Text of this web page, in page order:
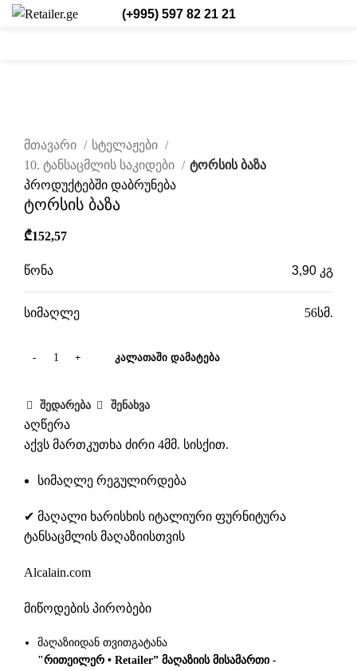
(+995) 597 82 21 21
მთავარი
სტელაჟები
10. ტანსაცმლის საკიდები
ტორსის ბაზა
პროდუქტებში დაბრუნება
ტორსის ბაზა
₾152,57
წონა 3,90 კგ
სიმაღლე 56სმ.
ᲙᲐᲚᲐᲗᲐᲨᲘ ᲓᲐᲛᲐᲢᲔᲑᲐ
შედარება შენახვა
აღწერა
აქვს მართკუთხა ძირი 4მმ. სისქით.
სიმაღლე რეგულირდება
✔ მაღალი ხარისხის იტალიური ფურნიტურა
ტანსაცმლის მაღაზიისთვის
Alcalain.com
მიწოდების პირობები
მაღაზიიდან თვითგატანა
"რითეილერ • Retailer” მაღაზიის მისამართი -